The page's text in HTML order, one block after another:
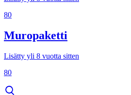
80
Muropaketti
Lisätty yli 8 vuotta sitten
80